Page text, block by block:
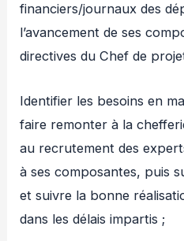
financiers/journaux des
l’avancement de ses
directives du Chef de
Identifier les besoins en
faire remonter à la
au recrutement des
à ses composantes, puis
et suivre la bonne
dans les délais impartis ;